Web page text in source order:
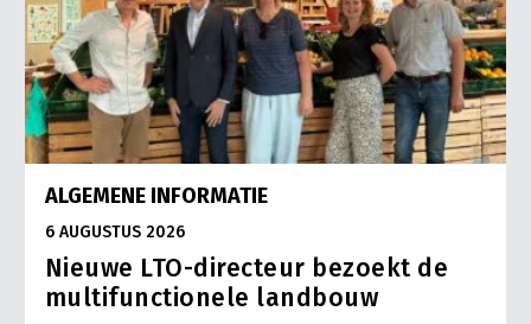
ALGEMENE INFORMATIE
6 AUGUSTUS 2026
Nieuwe LTO-directeur bezoekt de
multifunctionele landbouw